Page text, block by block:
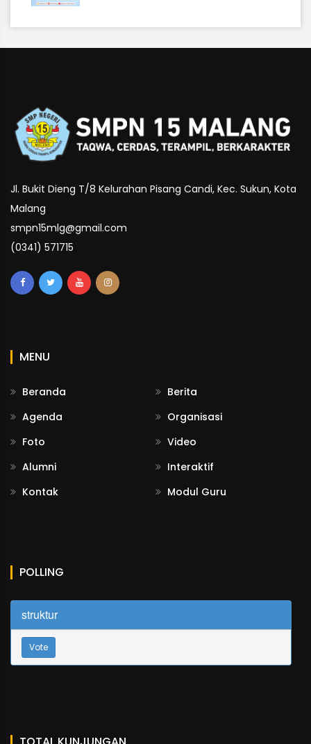
Jl. Bukit Dieng T/8 Kelurahan Pisang Candi, Kec. Sukun, Kota
Malang
smpn15mlg@gmail.com
(0341) 571715
MENU
Beranda
Berita
Agenda
Organisasi
Foto
Video
Alumni
Interaktif
Kontak
Modul Guru
POLLING
struktur
Vote